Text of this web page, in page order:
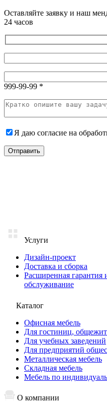
Оставляйте заявку и наш
24 часов
999-99-99 *
Я даю согласие на
Услуги
Дизайн-проект
Доставка и сборка
Расширенная гарантия
обслуживание
Каталог
Офисная мебель
Для гостиниц,
Для учебных заведений
Для предприятий
Металлическая мебель
Складная мебель
Мебель по
О компании